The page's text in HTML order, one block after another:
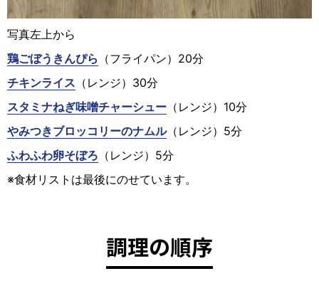
写真左上から
鶏ごぼうきんぴら （フライパン）20分
チキンライス （レンジ）30分
スタミナねぎ味噌チャーシュー （レンジ）10分
やみつきブロッコリーのナムル（レンジ）5分
ふわふわ卵そぼろ （レンジ）5分
※食材リストは最後にのせています。
調理の順序